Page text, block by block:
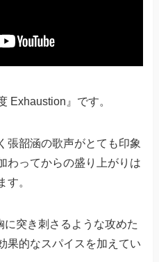
Exhaustion』です。
張韶涵の歌声がとても印象
わってからの盛り上がりは
す。
突き刺さるような攻めた
果的なスパイスを加えてい